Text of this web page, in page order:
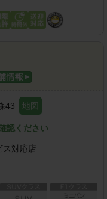
43 地図
認ください
ス対応店